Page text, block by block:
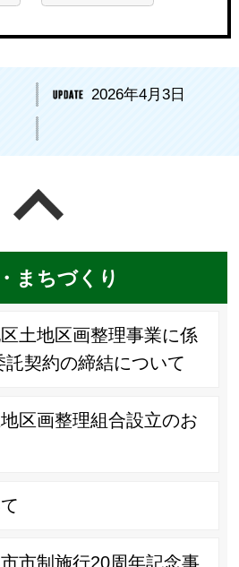
2026年4月3日
まちづくり
土地区画整理事業に係
託契約の締結について
区画整理組合設立のお
市制施行20周年記念事